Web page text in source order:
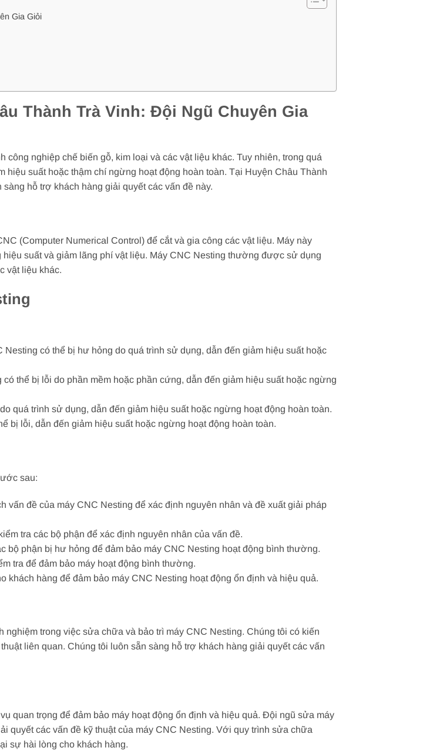
Gia Giỏi
Thành Trà Vinh: Đội Ngũ Chuyên Gia
nghiệp chế biến gỗ, kim loại và các vật liệu khác. Tuy nhiên, trong quá
suất hoặc thậm chí ngừng hoạt động hoàn toàn. Tại Huyện Châu Thành
hỗ trợ khách hàng giải quyết các vấn đề này.
(Computer Numerical Control) để cắt và gia công các vật liệu. Máy này
suất và giảm lãng phí vật liệu. Máy CNC Nesting thường được sử dụng
vật liệu khác.
có thể bị hư hỏng do quá trình sử dụng, dẫn đến giảm hiệu suất hoặc
thể bị lỗi do phần mềm hoặc phần cứng, dẫn đến giảm hiệu suất hoặc ngừng
quá trình sử dụng, dẫn đến giảm hiệu suất hoặc ngừng hoạt động hoàn toàn.
bị lỗi, dẫn đến giảm hiệu suất hoặc ngừng hoạt động hoàn toàn.
sau:
vấn đề của máy CNC Nesting để xác định nguyên nhân và đề xuất giải pháp
tra các bộ phận để xác định nguyên nhân của vấn đề.
phận bị hư hỏng để đảm bảo máy CNC Nesting hoạt động bình thường.
tra để đảm bảo máy hoạt động bình thường.
khách hàng để đảm bảo máy CNC Nesting hoạt động ổn định và hiệu quả.
trong việc sửa chữa và bảo trì máy CNC Nesting. Chúng tôi có kiến
liên quan. Chúng tôi luôn sẵn sàng hỗ trợ khách hàng giải quyết các vấn
quan trọng để đảm bảo máy hoạt động ổn định và hiệu quả. Đội ngũ sửa máy
quyết các vấn đề kỹ thuật của máy CNC Nesting. Với quy trình sửa chữa
sự hài lòng cho khách hàng.